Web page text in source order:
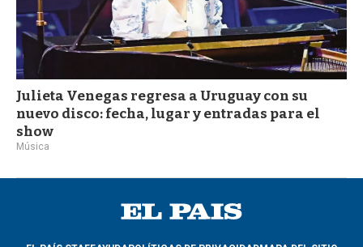
Julieta Venegas regresa a Uruguay con su
nuevo disco: fecha, lugar y entradas para el
show
Música